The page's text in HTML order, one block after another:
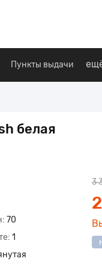
Пункты выдачи
белая
70
1
3